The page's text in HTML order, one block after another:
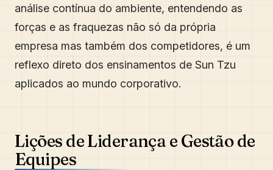
análise contínua do ambiente, entendendo as
forças e as fraquezas não só da própria
empresa mas também dos competidores, é um
reflexo direto dos ensinamentos de Sun Tzu
aplicados ao mundo corporativo.
Lições de Liderança e Gestão de
Equipes